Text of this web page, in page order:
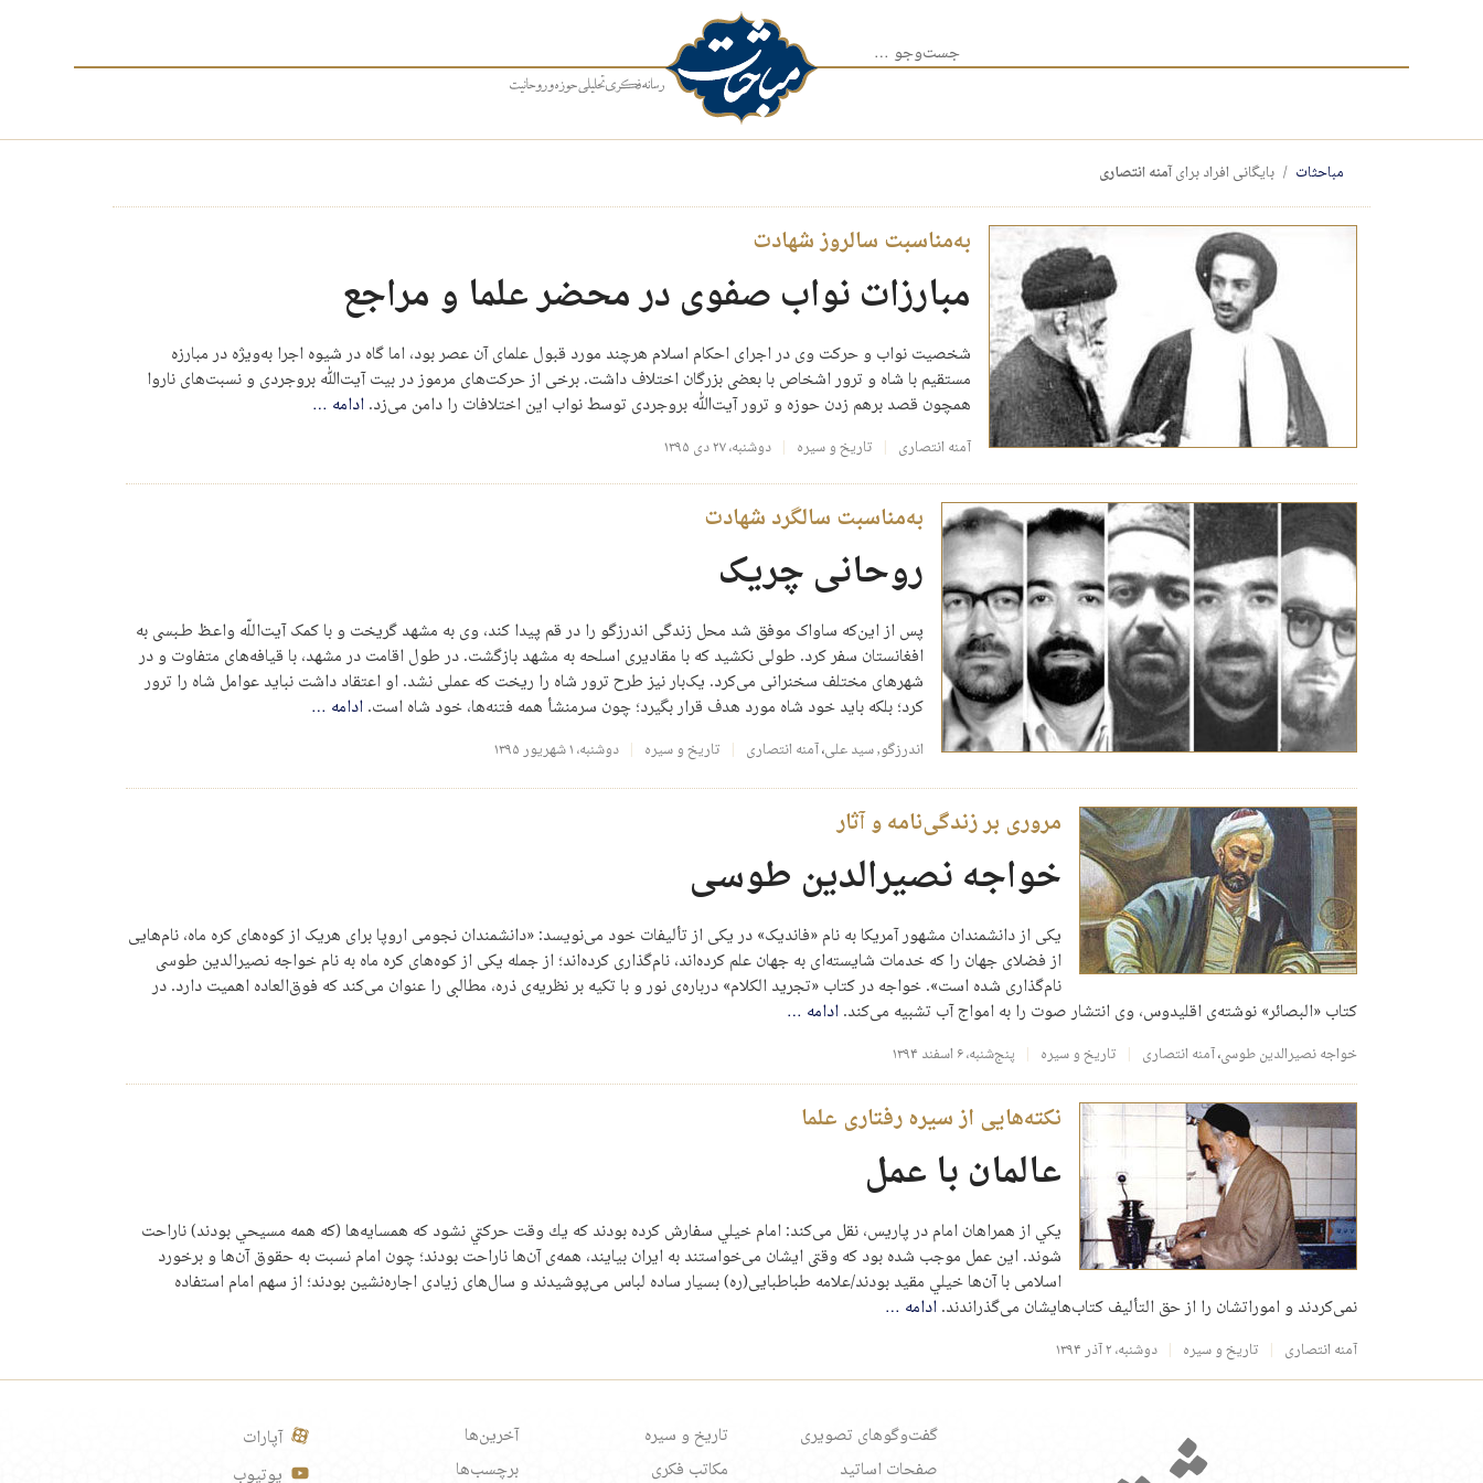
جست‌وجو برای:
مباحثات بایگانی افراد برایآمنه انتصاری
به‌مناسبت سالروز شهادت
مبارزات نواب صفوی در محضر علما و مراجع
شخصیت نواب و حرکت وی در اجرای احکام اسلام هرچند مورد قبول علمای آن عصر بود، اما گاه در شیوه اجرا به‌ویژه در مبارزه
مستقیم با شاه و ترور اشخاص با بعضی بزرگان اختلاف داشت. برخی از حرکت‌های مرموز در بیت آیت‌الله بروجردی و نسبت‌های ناروا
همچون قصد برهم زدن حوزه و ترور آیت‌الله بروجردی توسط نواب این اختلافات را دامن می‌زد.ادامه …
آمنه انتصاری تاریخ و سیره دوشنبه، ۲۷ دی ۱۳۹۵
به‌مناسبت سالگرد شهادت
روحانی چریک
پس از این‌که ساواک موفق شد محل زندگی اندرزگو را در قم پیدا کند، وی به مشهد گریخت و با کمک آیت‌اللّه واعـظ طـبسی به
افغانستان سفر کرد. طولی نکشید که با مقادیری اسلحه‌ به مشهد بازگشت. در طول اقامت در مشهد، با قیافه‌های متفاوت و در
شهرهای مختلف سخنرانی می‌‌کرد. یک‌بار نیز طرح ترور شاه را‌ ریخت‌ که عملی نشد. او اعتقاد داشت نباید عوامل شاه را ترور
کرد؛ بلکه باید خود شاه مورد‌ هدف‌ قرار‌ بگیرد؛ چون سرمنشأ همه فتنه‌ها، خود شاه است.ادامه …
اندرزگو,‌ سید علی،آمنه انتصاری تاریخ و سیره دوشنبه، ۱ شهریور ۱۳۹۵
مروری بر زندگی‌نامه و آثار
خواجه نصیرالدین طوسی
یکی از دانشمندان مشهور آمریکا به نام «فاندیک» در یکی از تألیفات خود می‌‌نویسد:‌ «دانشمندان نجومی اروپا برای هریک از کوه‌های کره ماه، نام‌هایی
از فضلای جهان را که خدمات شایسته‌‌ای به جهان علم کرده‌اند، نام‌گذاری کرده‌اند؛ از جمله یکی از کوه‌های کره ماه به نام خواجه نصیرالدین طوسی
نام‌گذاری شده است». خواجه در کتاب «تجرید ‌الکلام» درباره‌ی نور و با تکیه بر نظریه‌ی ذره، مطالبی را عنوان می‌کند که فوق‌العاده اهمیت دارد. در
کتاب «البصائر» نوشته‌ی اقلیدوس، وی انتشار صوت را به امواج آب تشبیه می‌کند.ادامه …
خواجه نصیرالدین طوسی،آمنه انتصاری تاریخ و سیره پنج‌شنبه، ۶ اسفند ۱۳۹۴
نکته‌هایی از سیره رفتاری علما
عالمان با عمل
يكي از همراهان امام در پاريس، نقل می‌كند: امام خيلي سفارش كرده بودند كه يك وقت حركتي نشود كه همسايه‌ها (كه همه مسيحي بودند) ناراحت
شوند. اين عمل موجب شده بود كه وقتی ايشان می‌خواستند به ايران بيايند، همه‌ی آن‌ها ناراحت بودند؛ چون امام نسبت به حقوق آن‌ها و برخورد
اسلامی با آن‌ها خيلي مقيد بودند/علامه طباطبايی(ره) بسيار ساده لباس می‌پوشيدند و سال‌های زيادی اجاره‌نشين بودند؛ از سهم امام استفاده
نمی‌كردند و اموراتشان را از حق التأليف كتاب‌هايشان می‌گذراندند.ادامه …
آمنه انتصاری تاریخ و سیره دوشنبه، ۲ آذر ۱۳۹۴
گفت‌وگوهای تصویری
صفحات اساتید
تاریخ و سیره
مکاتب فکری
آخرین‌ها
برچسب‌ها
آپارات
یوتیوب